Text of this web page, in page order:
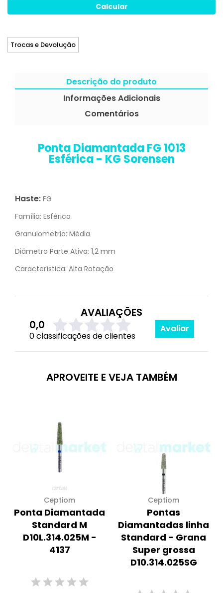
Trocas e Devolução
Descrição do produto
Informações Adicionais
Comentários
Ponta Diamantada FG 1013
Esférica - KG Sorensen
Haste: FG
Família: Esférica
Granulometria: Média
Diâmetro Parte Ativa: 1,2 mm
Característica: Alta Rotação
AVALIAÇÕES
0,0
0 classificações de clientes
Avaliar
APROVEITE E VEJA TAMBÉM
Ceptiom
Ponta Diamantada
Standard M
D10L.314.025M -
4137
Ceptiom
Pontas
Diamantadas linha
Standard - Grana
Super grossa
D10.314.025SG